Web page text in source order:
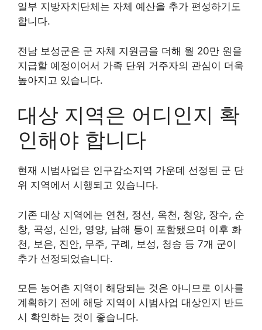
일부 지방자치단체는 자체 예산을 추가 편성하기도
합니다.
전남 보성군은 군 자체 지원금을 더해 월 20만 원을
지급할 예정이어서 가족 단위 거주자의 관심이 더욱
높아지고 있습니다.
대상 지역은 어디인지 확
인해야 합니다
현재 시범사업은 인구감소지역 가운데 선정된 군 단
위 지역에서 시행되고 있습니다.
기존 대상 지역에는 연천, 정선, 옥천, 청양, 장수, 순
창, 곡성, 신안, 영양, 남해 등이 포함됐으며 이후 화
천, 보은, 진안, 무주, 구례, 보성, 청송 등 7개 군이
추가 선정되었습니다.
모든 농어촌 지역이 해당되는 것은 아니므로 이사를
계획하기 전에 해당 지역이 시범사업 대상인지 반드
시 확인하는 것이 좋습니다.